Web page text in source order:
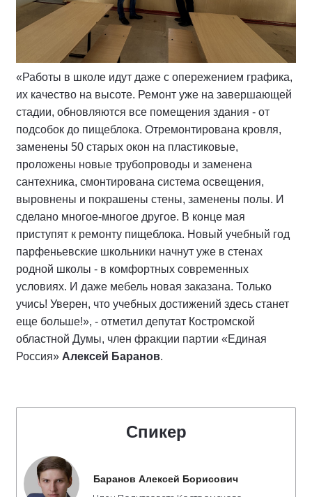
«Работы в школе идут даже с опережением графика,
их качество на высоте. Ремонт уже на завершающей
стадии, обновляются все помещения здания - от
подсобок до пищеблока. Отремонтирована кровля,
заменены 50 старых окон на пластиковые,
проложены новые трубопроводы и заменена
сантехника, смонтирована система освещения,
выровнены и покрашены стены, заменены полы. И
сделано многое-многое другое. В конце мая
приступят к ремонту пищеблока. Новый учебный год
парфеньевские школьники начнут уже в стенах
родной школы - в комфортных современных
условиях. И даже мебель новая заказана. Только
учись! Уверен, что учебных достижений здесь станет
еще больше!», - отметил депутат Костромской
областной Думы, член фракции партии «Единая
Россия» Алексей Баранов.
Спикер
Баранов Алексей Борисович